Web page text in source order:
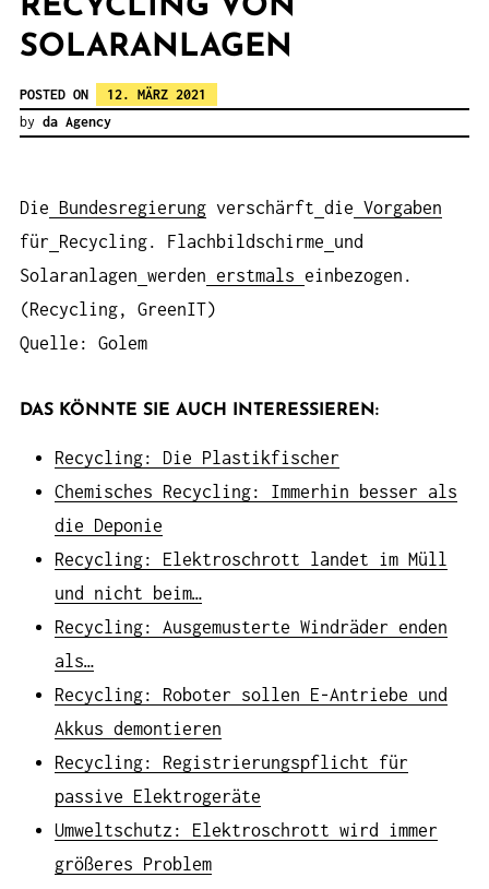
RECYCLING VON
SOLARANLAGEN
POSTED ON
12. MÄRZ 2021
by da Agency
Die Bundesregierung verschärft die Vorgaben
für
Recycling. Flachbildschirme
und
Solaranlagen werden erstmals einbezogen.
(Recycling, GreenIT)
Quelle: Golem
DAS KÖNNTE SIE AUCH INTERESSIEREN:
Recycling: Die Plastikfischer
Chemisches Recycling: Immerhin besser als
die Deponie
Recycling: Elektroschrott landet im Müll
und nicht beim…
Recycling: Ausgemusterte Windräder enden
als…
Recycling: Roboter sollen E-Antriebe und
Akkus demontieren
Recycling: Registrierungspflicht für
passive Elektrogeräte
Umweltschutz: Elektroschrott wird immer
größeres Problem